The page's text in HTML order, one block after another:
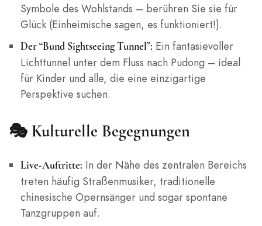
Symbole des Wohlstands – berühren Sie sie für
Glück (Einheimische sagen, es funktioniert!).
Der “Bund Sightseeing Tunnel”: Ein fantasievoller
Lichttunnel unter dem Fluss nach Pudong – ideal
für Kinder und alle, die eine einzigartige
Perspektive suchen.
🎭 Kulturelle Begegnungen
Live-Auftritte: In der Nähe des zentralen Bereichs
treten häufig Straßenmusiker, traditionelle
chinesische Opernsänger und sogar spontane
Tanzgruppen auf.